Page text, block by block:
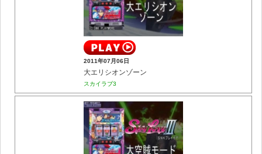
2011年07月06日
大エリシオンゾーン
スカイラブ3